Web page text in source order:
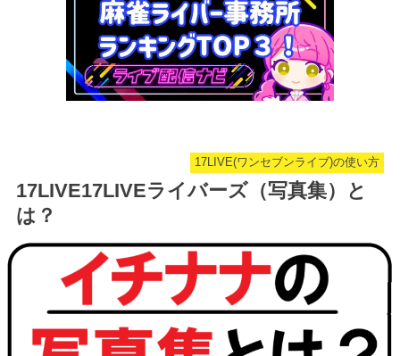
17LIVE(ワンセブンライブ)の使い方
17LIVE17LIVEライバーズ（写真集）と
は？